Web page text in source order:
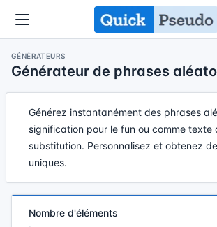
GÉNÉRATEURS
Générateur de phrases
Générez instantanément des phrases
signification pour le fun ou comme texte
substitution. Personnalisez et obtenez
uniques.
Nombre d'éléments